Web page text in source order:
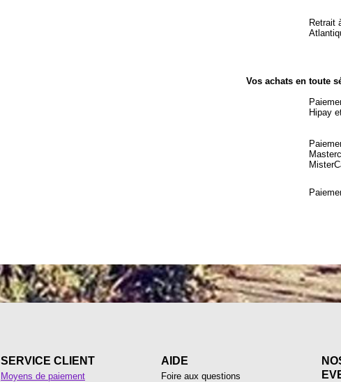
Retrait
Vos achats en toute
Hipay
SERVICE CLIENT
Moyens de paiement
AIDE
Foire aux questions